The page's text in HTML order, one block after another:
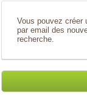
Vous pouvez créer
par email des
recherche.